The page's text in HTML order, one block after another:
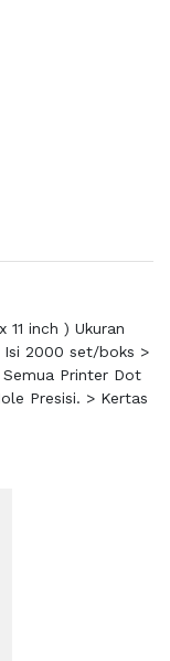
11 inch ) Ukuran
Isi 2000 set/boks >
Printer Dot
Presisi. > Kertas